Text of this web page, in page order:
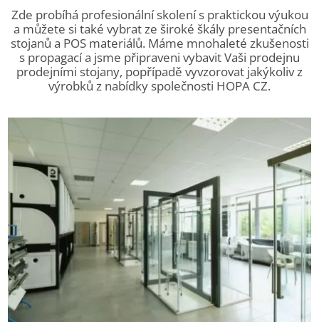
Zde probíhá profesionální skolení s praktickou výukou
a můžete si také vybrat ze široké škály presentačních
stojanů a POS materiálů. Máme mnohaleté zkušenosti
s propagací a jsme připraveni vybavit Vaši prodejnu
prodejními stojany, popřípadě vyvzorovat jakýkoliv z
výrobků z nabídky společnosti HOPA CZ.